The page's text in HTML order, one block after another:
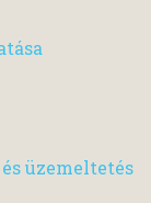
üzemeltetés